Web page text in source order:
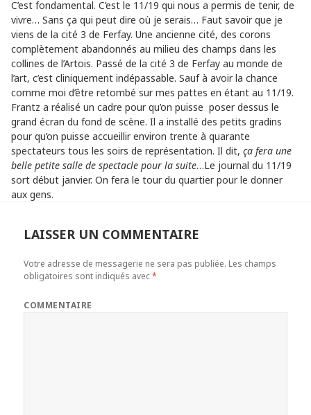
C’est fondamental. C’est le 11/19 qui nous a permis de tenir, de
vivre… Sans ça qui peut dire où je serais… Faut savoir que je
viens de la cité 3 de Ferfay. Une ancienne cité, des corons
complètement abandonnés au milieu des champs dans les
collines de l’Artois. Passé de la cité 3 de Ferfay au monde de
l’art, c’est cliniquement indépassable. Sauf à avoir la chance
comme moi d’être retombé sur mes pattes en étant au 11/19.
Frantz a réalisé un cadre pour qu’on puisse poser dessus le
grand écran du fond de scène. Il a installé des petits gradins
pour qu’on puisse accueillir environ trente à quarante
spectateurs tous les soirs de représentation. Il dit, ça fera une
belle petite salle de spectacle pour la suite…Le journal du 11/19
sort début janvier. On fera le tour du quartier pour le donner
aux gens.
LAISSER UN COMMENTAIRE
Votre adresse de messagerie ne sera pas publiée. Les champs
obligatoires sont indiqués avec*
COMMENTAIRE